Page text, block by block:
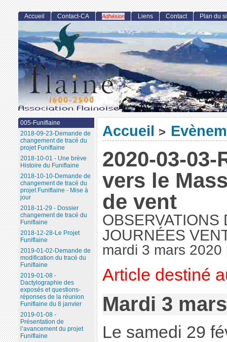
Accueil >
2020-03-
vers le
de vent
OBSERVATIONS
JOURNÉES
mardi 3 mars 2020
Article destiné
Mardi 3
Le samedi 29
Accueil Contact-CA Adhésion Liens Contact Plan du
005-Funiflaine
2018-09-23-Demande de
changement de tracé du
projet Funiflaine
2018-10-01 - Une brève
Histoire du Funiflaine
2018-10-10-Demande de
changement de tracé du
projet Funiflaine - Mise à
jour
2018-11-29 - Dossier
changement de tracé du
Funiflaine
2018-12-28-Le Projet
Funiflaine
2019-01-02-Demande de
modification du tracé du
Funiflaine
2019-01-08 -
Dactylographie des
exposés et questions-
réponses de la réunion
Funiflaine du 8 janvier
2019-01-08 -
Présentation de
l’avancement du projet
Funiflaine